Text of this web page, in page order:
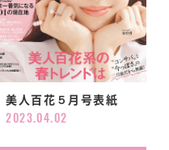
美人百花５月号表紙
2023.04.02